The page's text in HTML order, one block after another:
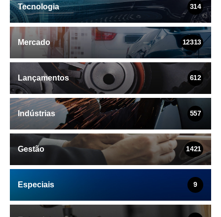
Tecnologia 314
Mercado 12313
Lançamentos 612
Indústrias 557
Gestão 1421
Especiais 9